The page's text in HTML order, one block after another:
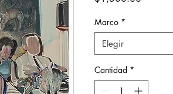
Marco *
Elegir
Cantidad *